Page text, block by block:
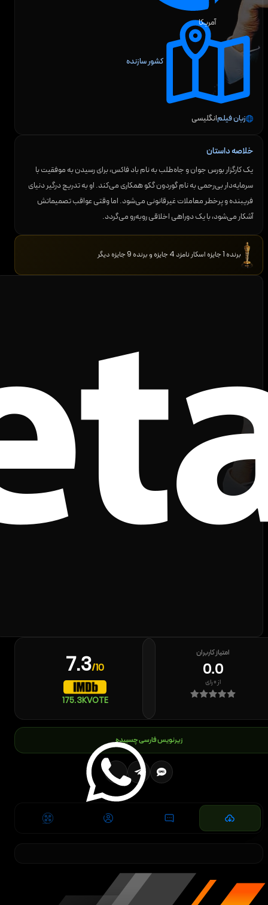
کشور سازنده
آمریکا
زبان فیلمانگلیسی
خلاصه داستان
یک کارگزار بورس جوان و جاه‌طلب به نام باد فاکس، برای رسیدن به موفقیت با
سرمایه‌دار بی‌رحمی به نام گوردون گکو همکاری می‌کند. او به تدریج درگیر دنیای
فریبنده و پرخطر معاملات غیرقانونی می‌شود. اما وقتی عواقب تصمیماتش
آشکار می‌شود، با یک دوراهی اخلاقی روبه‌رو می‌گردد.
برنده 1 جایزه اسکار نامزد 4 جایزه و برنده 9 جایزه دیگر
7.3/10
175.3KVOTE
امتیاز کاربران
0.0
از۰رای
زیرنویس فارسی چسبیده